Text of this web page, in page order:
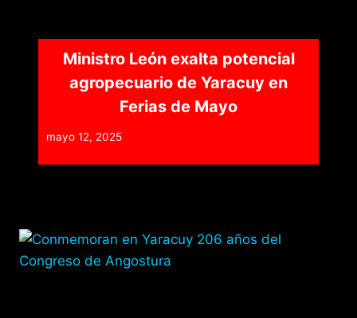
Ministro León exalta potencial
agropecuario de Yaracuy en
Ferias de Mayo
mayo 12, 2025